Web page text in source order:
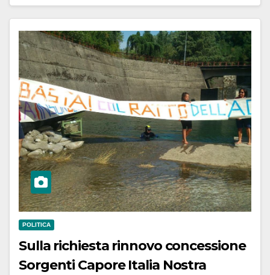
POLITICA
Sulla richiesta rinnovo concessione
Sorgenti Capore Italia Nostra